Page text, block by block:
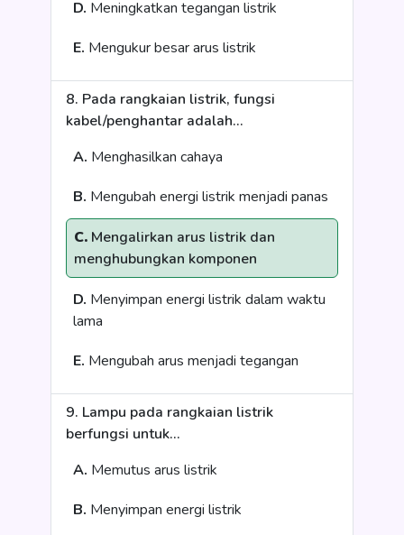
D. Meningkatkan tegangan listrik
E. Mengukur besar arus listrik
8. Pada rangkaian listrik, fungsi
kabel/penghantar adalah...
A. Menghasilkan cahaya
B. Mengubah energi listrik menjadi panas
C. Mengalirkan arus listrik dan
menghubungkan komponen
D. Menyimpan energi listrik dalam waktu
lama
E. Mengubah arus menjadi tegangan
9. Lampu pada rangkaian listrik
berfungsi untuk...
A. Memutus arus listrik
B. Menyimpan energi listrik